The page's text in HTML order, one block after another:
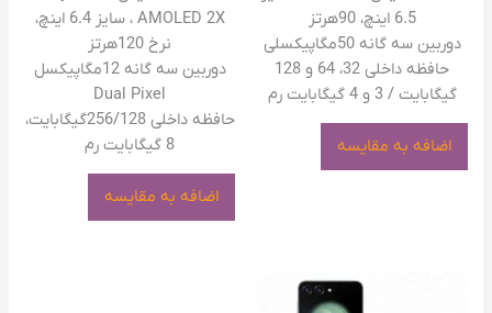
6.5 اینچ، 90هرتز
دوربین سه گانه 50مگاپیکسلی
حافظه داخلی 32، 64 و 128
گیگابایت / 3 و 4 گیگابایت رم
اضافه به مقایسه
AMOLED 2X ، سایز 6.4 اینچ،
نرخ 120هرتز
دوربین سه گانه 12مگاپیکسل
Dual Pixel
حافظه داخلی 256/128گیگابایت،
8 گیگابایت رم
اضافه به مقایسه